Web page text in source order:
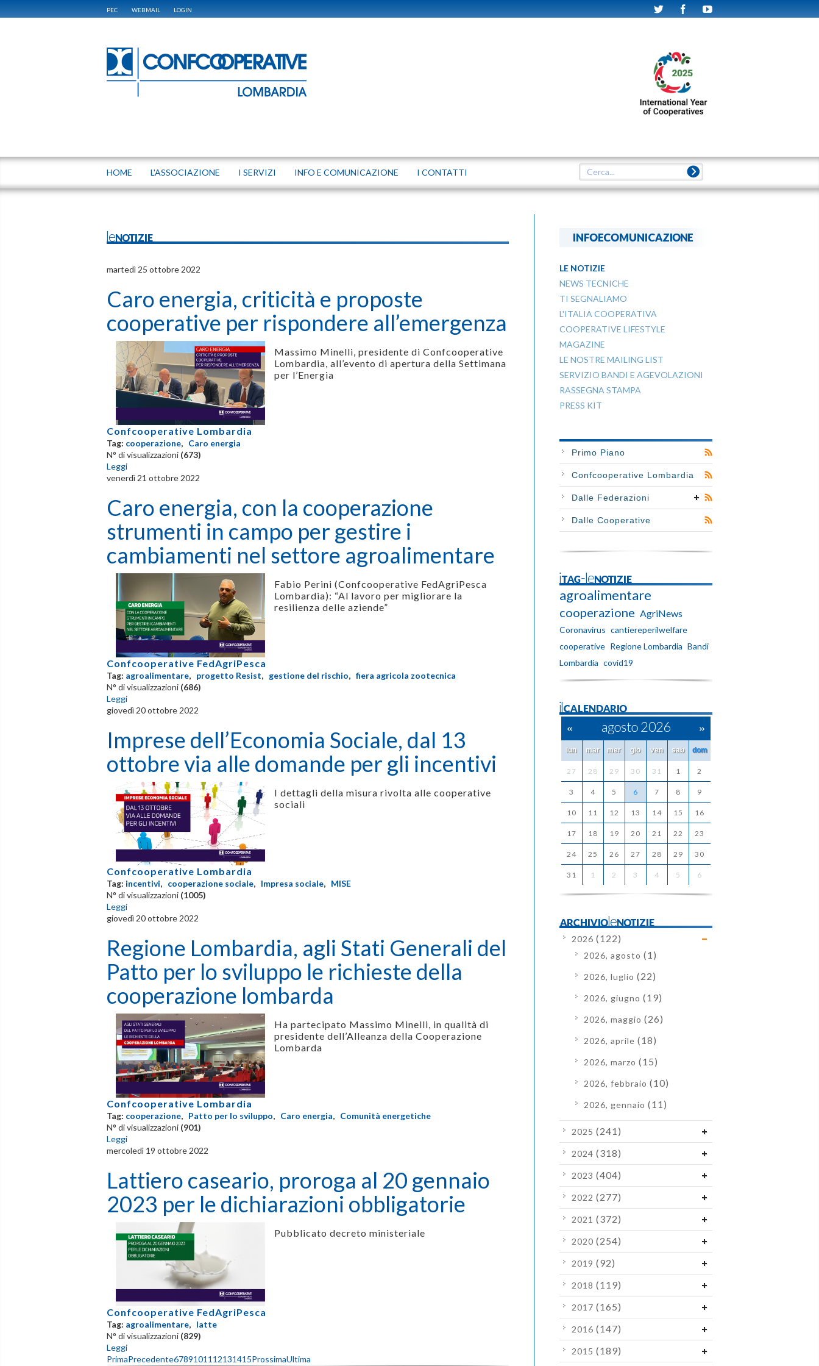
PEC WEBMAIL LOGIN
HOME L'ASSOCIAZIONE I SERVIZI INFO E COMUNICAZIONE I CONTATTI
leNOTIZIE
martedì 25 ottobre 2022
Caro energia, criticità e proposte
cooperative per rispondere all’emergenza
Massimo Minelli, presidente di Confcooperative
Lombardia, all’evento di apertura della Settimana
per l’Energia
Confcooperative Lombardia
Tag: cooperazione, Caro energia
N° di visualizzazioni (673)
Leggi
venerdì 21 ottobre 2022
Caro energia, con la cooperazione
strumenti in campo per gestire i
cambiamenti nel settore agroalimentare
Fabio Perini (Confcooperative FedAgriPesca
Lombardia): “Al lavoro per migliorare la
resilienza delle aziende”
Confcooperative FedAgriPesca
Tag: agroalimentare, progetto Resist, gestione del rischio, fiera agricola zootecnica
N° di visualizzazioni (686)
Leggi
giovedì 20 ottobre 2022
Imprese dell’Economia Sociale, dal 13
ottobre via alle domande per gli incentivi
I dettagli della misura rivolta alle cooperative
sociali
Confcooperative Lombardia
Tag: incentivi, cooperazione sociale, Impresa sociale, MISE
N° di visualizzazioni (1005)
Leggi
giovedì 20 ottobre 2022
Regione Lombardia, agli Stati Generali del
Patto per lo sviluppo le richieste della
cooperazione lombarda
Ha partecipato Massimo Minelli, in qualità di
presidente dell’Alleanza della Cooperazione
Lombarda
Confcooperative Lombardia
Tag: cooperazione, Patto per lo sviluppo, Caro energia, Comunità energetiche
N° di visualizzazioni (901)
Leggi
mercoledì 19 ottobre 2022
Lattiero caseario, proroga al 20 gennaio
2023 per le dichiarazioni obbligatorie
Pubblicato decreto ministeriale
Confcooperative FedAgriPesca
Tag: agroalimentare, latte
N° di visualizzazioni (829)
Leggi
PrimaPrecedente67891011 12131415ProssimaUltima
INFOECOMUNICAZIONE
LE NOTIZIE
NEWS TECNICHE
TI SEGNALIAMO
L'ITALIA COOPERATIVA
COOPERATIVE LIFESTYLE
MAGAZINE
LE NOSTRE MAILING LIST
SERVIZIO BANDI E AGEVOLAZIONI
RASSEGNA STAMPA
PRESS KIT
Primo Piano
Confcooperative Lombardia
Dalle Federazioni
Dalle Cooperative
iTAG-leNOTIZIE
agroalimentare
cooperazione AgriNews
Coronavirus cantiereperilwelfare
cooperative Regione Lombardia Bandi
Lombardia covid19
ilCALENDARIO
« agosto 2026 »
lun mar mer gio ven sab dom
27 28 29 30 31 1 2
3 4 5 6 7 8 9
10 11 12 13 14 15 16
17 18 19 20 21 22 23
24 25 26 27 28 29 30
31 1 2 3 4 5 6
ARCHIVIOleNOTIZIE
2026 (122)
2026, agosto (1)
2026, luglio (22)
2026, giugno (19)
2026, maggio (26)
2026, aprile (18)
2026, marzo (15)
2026, febbraio (10)
2026, gennaio (11)
2025 (241)
2024 (318)
2023 (404)
2022 (277)
2021 (372)
2020 (254)
2019 (92)
2018 (119)
2017 (165)
2016 (147)
2015 (189)